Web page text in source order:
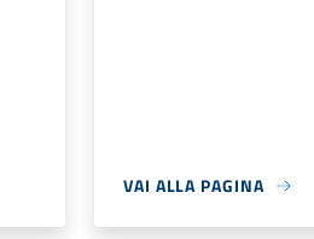
VAI ALLA PAGINA